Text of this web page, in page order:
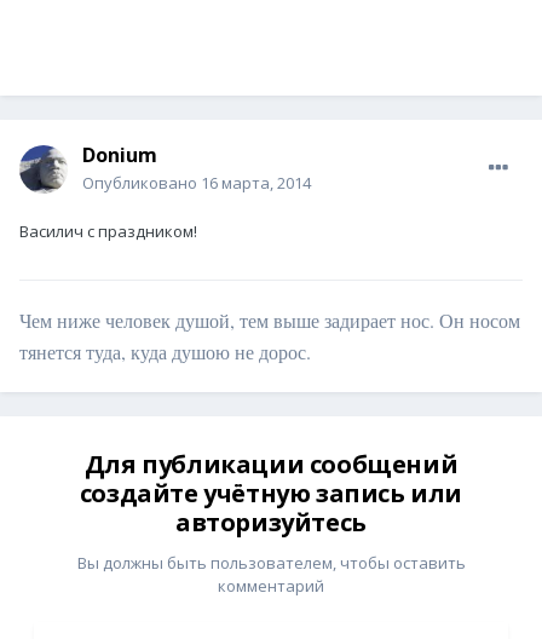
Donium
Опубликовано 16 марта, 2014
Василич с праздником!
Чем ниже человек душой, тем выше задирает нос. Он носом
тянется туда, куда душою не дорос.
Для публикации сообщений
создайте учётную запись или
авторизуйтесь
Вы должны быть пользователем, чтобы оставить
комментарий